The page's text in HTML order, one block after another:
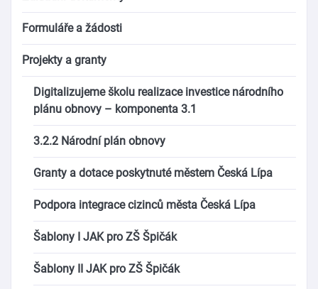
Formuláře a žádosti
Projekty a granty
Digitalizujeme školu realizace investice národního
plánu obnovy – komponenta 3.1
3.2.2 Národní plán obnovy
Granty a dotace poskytnuté městem Česká Lípa
Podpora integrace cizinců města Česká Lípa
Šablony I JAK pro ZŠ Špičák
Šablony II JAK pro ZŠ Špičák